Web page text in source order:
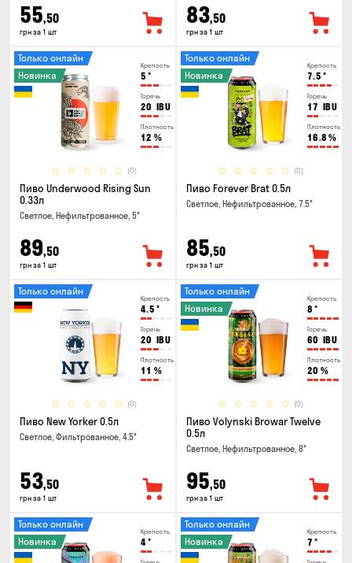
55,50
грн за 1 шт
83,50
грн за 1 шт
Крепость
5 °
Горечь
20 IBU
Плотность
12 %
(0)
Только онлайн
Новинка
Пиво Underwood Rising Sun
0.33л
Светлое, Нефильтрованное, 5°
89,50
грн за 1 шт
Крепость
7.5 °
Горечь
17 IBU
Плотность
16.8 %
(0)
Только онлайн
Новинка
Пиво Forever Brat 0.5л
Светлое, Нефильтрованное, 7.5°
85,50
грн за 1 шт
Крепость
4.5 °
Горечь
20 IBU
Плотность
11 %
(0)
Только онлайн
Пиво New Yorker 0.5л
Светлое, Фильтрованное, 4.5°
53,50
грн за 1 шт
Крепость
8 °
Горечь
60 IBU
Плотность
20 %
(0)
Только онлайн
Новинка
Пиво Volynski Browar Twelve
0.5л
Светлое, Нефильтрованное, 8°
95,50
грн за 1 шт
Крепость
4°
Только онлайн
Новинка
Крепость
7 °
Только онлайн
Новинка